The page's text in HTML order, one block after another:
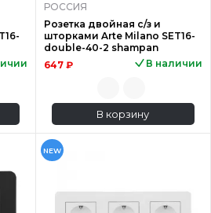
РОССИЯ
Розетка двойная с/з и
шторками Arte Milano SET16-
double-40-2 shampan
647 ₽
В наличии
В корзину
NEW